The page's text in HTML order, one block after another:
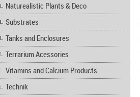
Naturealistic Plants & Deco
Substrates
Tanks and Enclosures
Terrarium Acessories
Vitamins and Calcium Products
Technik